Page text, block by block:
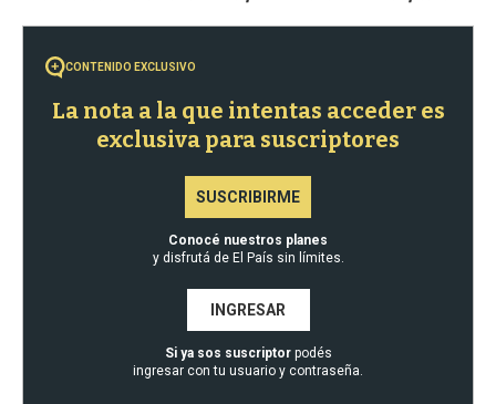
CONTENIDO EXCLUSIVO
La nota a la que intentas acceder es
exclusiva para suscriptores
SUSCRIBIRME
Conocé nuestros planes
y disfrutá de El País sin límites.
INGRESAR
Si ya sos suscriptorpodés
ingresar con tu usuario y contraseña.